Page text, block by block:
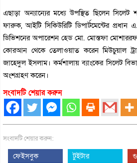
এছাড়া অন্যান্যের মধ্যে উপস্থিত ছিলেন
ফারুক, আইটি সিকিউরিটি ডিপার্টমেন্টের
ডিভিশনের অপারেশন হেড মো. মোস্তফা
কোরআন থেকে তেলাওয়াত করেন মিউচুয়াল
জাহেদুল ইসলাম। কর্মশালায় ব্যাংকের সিলেট
অংশগ্রহণ করেন।
সংবাদটি শেয়ার করুন
সংবাদটি শেয়ার করুন:
ফেইসবুক টুইটার